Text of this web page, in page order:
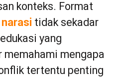
konteks. Format
narasi tidak sekadar
yang
memahami mengapa
tertentu penting